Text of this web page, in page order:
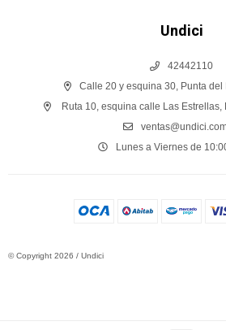
Undici
42442110
Calle 20 y esquina 30, Punta del
Ruta 10, esquina calle Las Estrellas,
Lunes a Viernes de
© Copyright 2026 / Undici